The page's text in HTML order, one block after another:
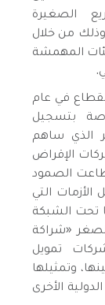
الصغيرة
وذلك من خلال
المهمشة
في عام
بتسجيل
الذي ساهم
الإقراض
الصمود
التي
جميعها تحت الشبكة
«شراكة
تمويل
وتمثيلها
الأخرى